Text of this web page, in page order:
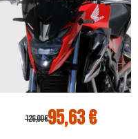
126,00 €95,63 €